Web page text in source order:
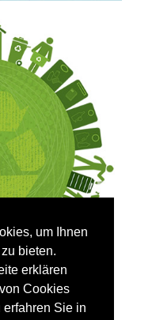
um Ihnen
bieten.
erklären
Cookies
Sie in